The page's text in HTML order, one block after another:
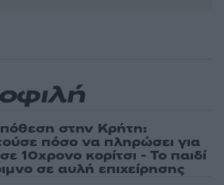
στην Κρήτη:
πόσο να πληρώσει για
10χρονο κορίτσι - Το παιδί
σε αυλή επιχείρησης